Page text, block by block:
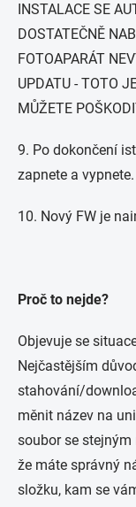
INSTALACE SE
DOSTATEČNĚ
FOTOAPARÁT
UPDATU - TOTO
MŮŽETE
9. Po dokončení
zapnete a vypnete.
10. Nový FW je
Proč to nejde?
Objevuje se
Nejčastějším
stahování/
měnit název na
soubor se stejným
že máte správný
složku, kam se